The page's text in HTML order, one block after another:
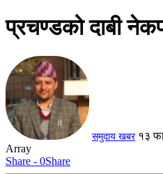
प्रचण्डको दाबी
समुदाय खबर १३
Array
Share - 0Share